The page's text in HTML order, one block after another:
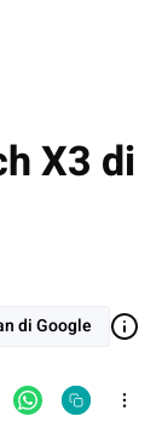
X3 di
di Google